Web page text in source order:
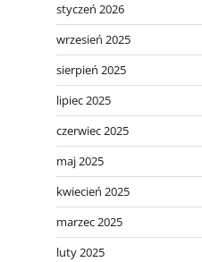
styczeń 2026
wrzesień 2025
sierpień 2025
lipiec 2025
czerwiec 2025
maj 2025
kwiecień 2025
marzec 2025
luty 2025